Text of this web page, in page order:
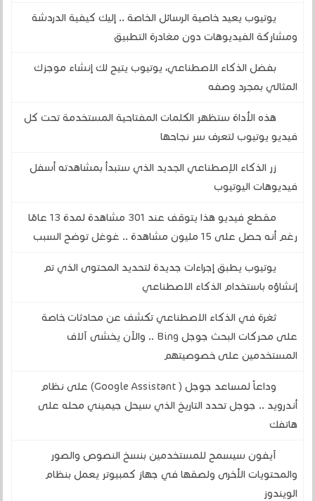
يوتيوب يعيد خاصية الرسائل الخاصة .. إليك كيفية الدردشة
ومشاركة الفيديوهات دون مغادرة التطبيق
بفضل الذكاء الاصطناعي، يوتيوب يتيح لك إنشاء موجزك
المثالي بمجرد وصفه
هذه الأداة ستظهر الكلمات المفتاحية المستخدمة تحت كل
فيديو يوتيوب لتعرف سر نجاحها
زر الذكاء الإصطناعي الجديد الذي ستبدأ بمشاهدته أسفل
فيديوهات اليوتيوب
مقطع فيديو هذا يتوقف عند 301 مشاهدة لمدة 13 عامًا
رغم أنه حصل على 15 مليون مشاهدة .. غوغل توضح السبب
يوتيوب يطبق إجراءات جديدة لتحديد المحتوى الذي تم
إنشاؤه باستخدام الذكاء الاصطناعي
ثغرة في الذكاء الاصطناعي تكشف عن محادثات خاصة
على محركات البحث جوجل Bing .. والآن يخشى آلاف
المستخدمين على خصوصيتهم
وداعاً لمساعد جوجل ( Google Assistant) على نظام
أندرويد .. جوجل تحدد التاريخ الذي سيحل جيميني محله على
هاتفك
آيفون سيسمح للمستخدمين بنسخ النصوص والصور
والمحتويات الأخرى ولصقها في جهاز كمبيوتر يعمل بنظام
الويندوز